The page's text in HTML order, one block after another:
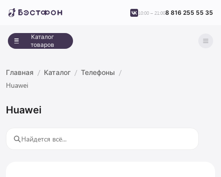
Каталог
товаров
10:00 – 21:008 816 255 55 35
Главная Каталог Телефоны
Huawei
Huawei